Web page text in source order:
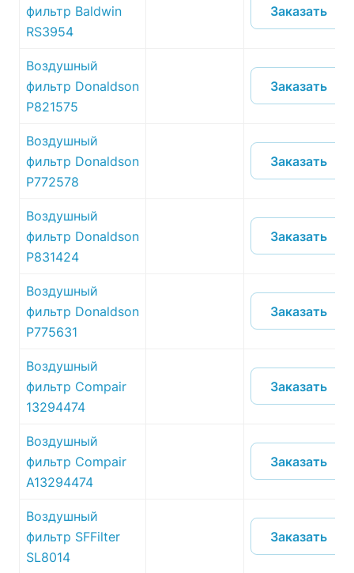
фильтр Baldwin
RS3954
Заказать
Воздушный
фильтр Donaldson
P821575
Заказать
Воздушный
фильтр Donaldson
P772578
Заказать
Воздушный
фильтр Donaldson
P831424
Заказать
Воздушный
фильтр Donaldson
P775631
Заказать
Воздушный
фильтр Compair
13294474
Заказать
Воздушный
фильтр Compair
A13294474
Заказать
Воздушный
фильтр SFFilter
SL8014
Заказать